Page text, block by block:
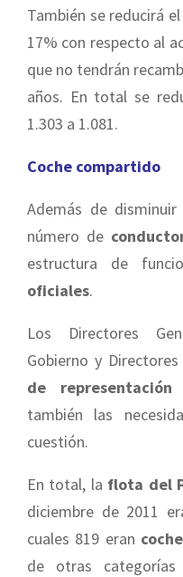
También se reducirá
17% con respecto al
que no tendrán
años. En total se
1.303 a 1.081.
Coche compartido
Además de disminuir
número de
estructura de
oficiales.
Los Directores
Gobierno y
de representación
también las
cuestión.
En total, la flota del
diciembre de 2011
cuales 819 eran
de otras